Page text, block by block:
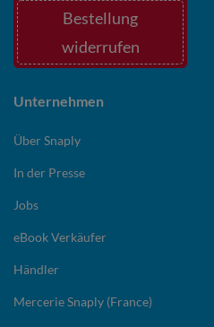
Bestellung
widerrufen
Unternehmen
Über Snaply
In der Presse
Jobs
eBook Verkäufer
Händler
Mercerie Snaply (France)